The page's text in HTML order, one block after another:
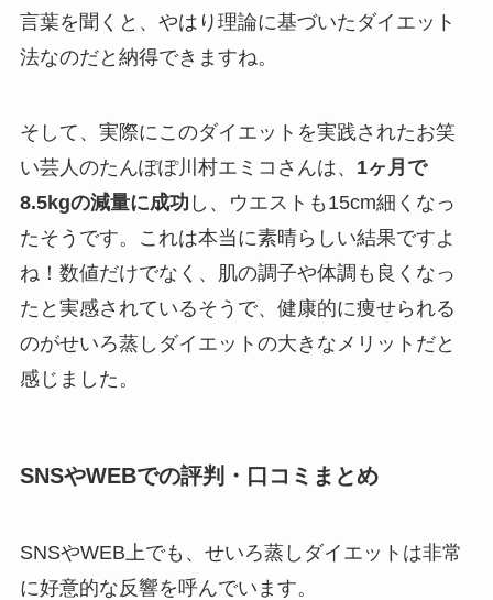
言葉を聞くと、やはり理論に基づいたダイエット
法なのだと納得できますね。
そして、実際にこのダイエットを実践されたお笑
い芸人のたんぽぽ川村エミコさんは、 1ヶ月で
8.5kgの減量に成功 し、ウエストも15cm細くなっ
たそうです。これは本当に素晴らしい結果ですよ
ね！数値だけでなく、肌の調子や体調も良くなっ
たと実感されているそうで、健康的に痩せられる
のがせいろ蒸しダイエットの大きなメリットだと
感じました。
SNSやWEBでの評判・口コミまとめ
SNSやWEB上でも、せいろ蒸しダイエットは非常
に好意的な反響を呼んでいます。